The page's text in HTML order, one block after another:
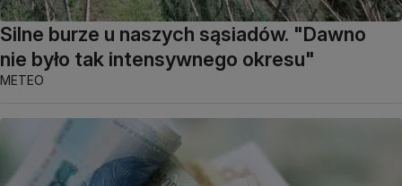
Silne burze u naszych sąsiadów. "Dawno
nie było tak intensywnego okresu"
METEO